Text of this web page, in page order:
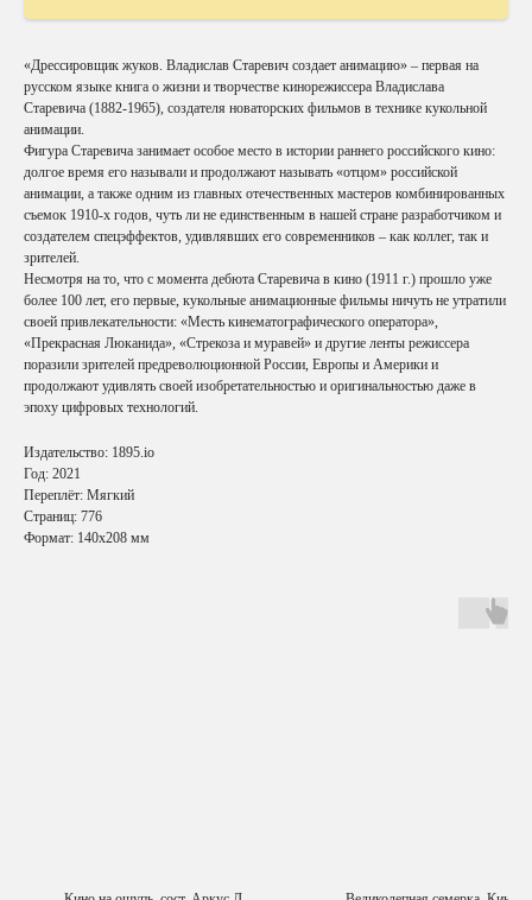
«Дрессировщик жуков. Владислав Старевич создает анимацию» – первая на
русском языке книга о жизни и творчестве кинорежиссера Владислава
Старевича (1882-1965), создателя новаторских фильмов в технике кукольной
анимации.
Фигура Старевича занимает особое место в истории раннего российского кино:
долгое время его называли и продолжают называть «отцом» российской
анимации, а также одним из главных отечественных мастеров комбинированных
съемок 1910-х годов, чуть ли не единственным в нашей стране разработчиком и
создателем спецэффектов, удивлявших его современников – как коллег, так и
зрителей.
Несмотря на то, что с момента дебюта Старевича в кино (1911 г.) прошло уже
более 100 лет, его первые, кукольные анимационные фильмы ничуть не утратили
своей привлекательности: «Месть кинематографического оператора»,
«Прекрасная Люканида», «Стрекоза и муравей» и другие ленты режиссера
поразили зрителей предреволюционной России, Европы и Америки и
продолжают удивлять своей изобретательностью и оригинальностью даже в
эпоху цифровых технологий.
Издательство: 1895.io
Год: 2021
Переплёт: Мягкий
Страниц: 776
Формат: 140x208 мм